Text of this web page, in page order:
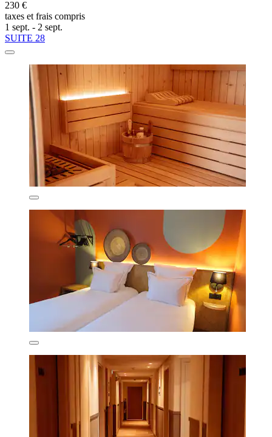
230 €
taxes et frais compris
1 sept. - 2 sept.
SUITE 28